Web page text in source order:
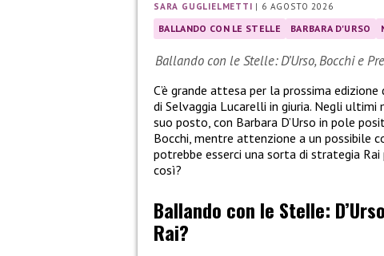
SARA GUGLIELMETTI | 6 AGOSTO 2026
BALLANDO CON LE STELLE BARBARA D'URSO
Ballando con le Stelle: D’Urso, Bocchi e
C’è grande attesa per la prossima edizione
di Selvaggia Lucarelli in giuria. Negli ultimi
suo posto, con Barbara D’Urso in pole
Bocchi, mentre attenzione a un possibile
potrebbe esserci una sorta di strategia
così?
Ballando con le Stelle:
Rai?